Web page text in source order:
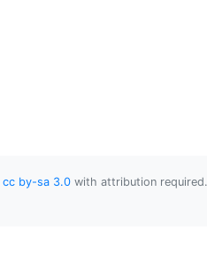
cc by-sa 3.0 with attribution required.